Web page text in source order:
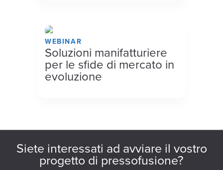
WEBINAR
Soluzioni manifatturiere
per le sfide di mercato in
evoluzione
Siete interessati ad avviare il vostro
progetto di pressofusione?